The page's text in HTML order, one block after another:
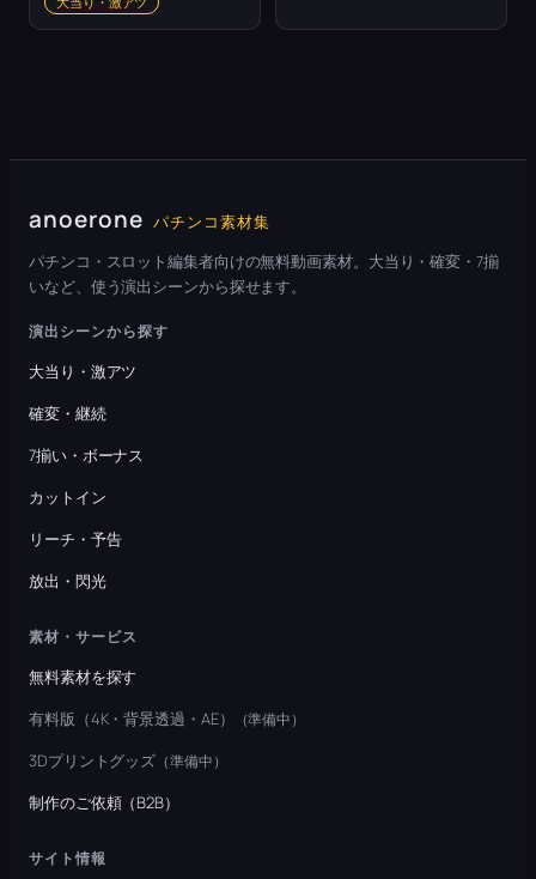
anoerone パチンコ素材集
パチンコ・スロット編集者向けの無料動画素材。大当り・確変・7揃
いなど、使う演出シーンから探せます。
演出シーンから探す
大当り・激アツ
確変・継続
7揃い・ボーナス
カットイン
リーチ・予告
放出・閃光
素材・サービス
無料素材を探す
有料版（4K・背景透過・AE）
（準備中）
3Dプリントグッズ （準備中）
制作のご依頼（B2B）
サイト情報